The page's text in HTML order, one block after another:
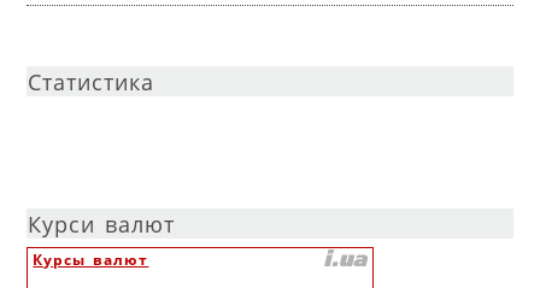
Статистика
Курси валют
Курсы валют